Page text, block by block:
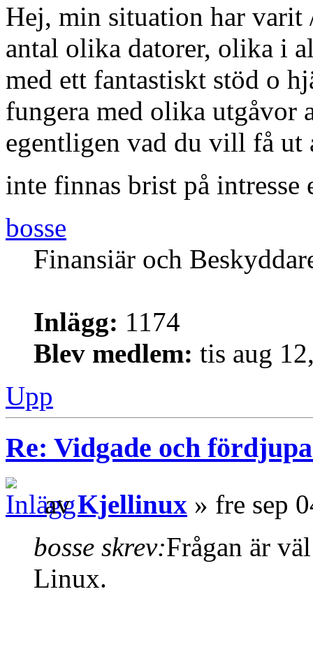
Hej, min situation har
antal olika datorer, olika i
med ett fantastiskt stöd o
fungera med olika
egentligen vad du vill få
inte finnas brist på
bosse
Finansiär och
Inlägg: 1174
Blev medlem: tis aug
Upp
Re: Vidgade och
avKjellinux » fre sep
bosse skrev:Frågan är
Linux.